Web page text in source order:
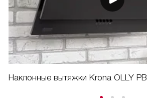
Наклонные вытяжки Krona OLLY PB